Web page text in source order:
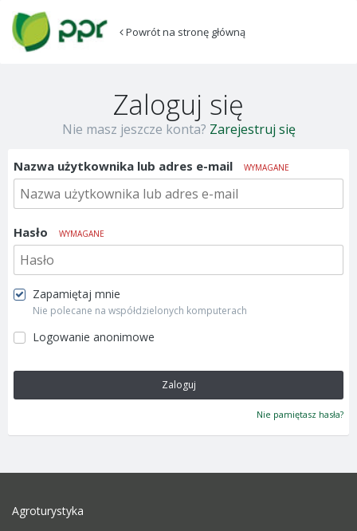
Powrót na stronę główną
Zaloguj się
Nie masz jeszcze konta? Zarejestruj się
Nazwa użytkownika lub adres e-mail WYMAGANE
Hasło WYMAGANE
Zapamiętaj mnie
Nie polecane na współdzielonych komputerach
Logowanie anonimowe
Zaloguj
Nie pamiętasz hasła?
Agroturystyka